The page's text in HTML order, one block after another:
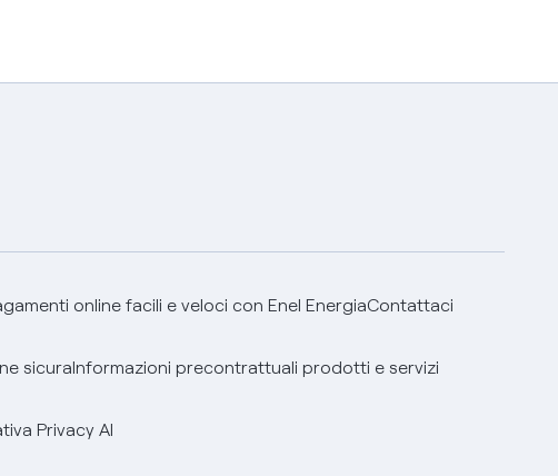
online facili e veloci con Enel EnergiaContattaci
sicuraInformazioni precontrattuali prodotti e servizi
Privacy AI